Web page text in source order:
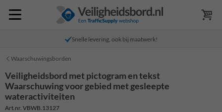
Snelle levering, ook bij maatwerk!
Waarschuwingsborden
Veiligheidsbord met pictogram en tekst
Waarschuwing voor gebied met gesleepte
wateractiviteiten
Art.nr. VBWB.13127